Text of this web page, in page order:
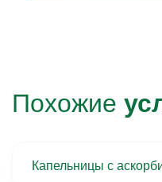
Похожие
Капельницы с